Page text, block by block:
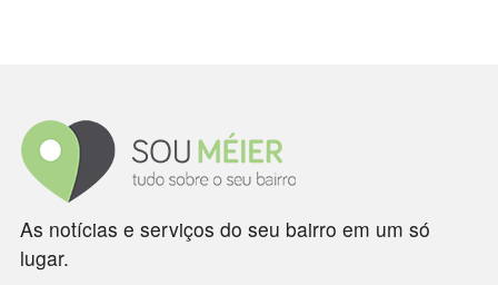
As notícias e serviços do seu bairro em um só
lugar.